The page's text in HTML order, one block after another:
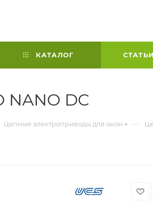
КАТАЛОГ
NANO DC
Цепные электроприводы для окон —